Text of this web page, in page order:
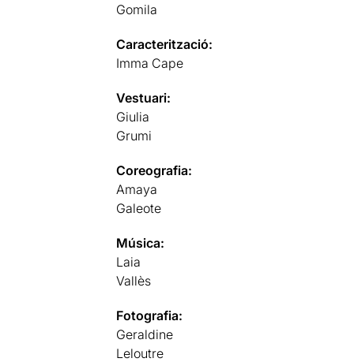
Gomila
Caracterització:
Imma Cape
Vestuari:
Giulia
Grumi
Coreografia:
Amaya
Galeote
Música:
Laia
Vallès
Fotografia:
Geraldine
Leloutre